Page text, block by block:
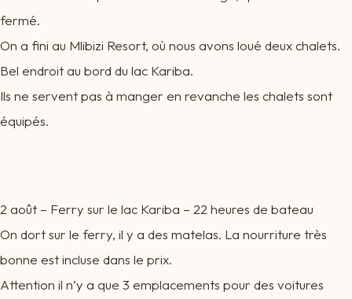
fermé.
On a fini au Mlibizi Resort, où nous avons loué deux chalets.
Bel endroit au bord du lac Kariba.
Ils ne servent pas à manger en revanche les chalets sont
équipés.
2 août – Ferry sur le lac Kariba – 22 heures de bateau
On dort sur le ferry, il y a des matelas. La nourriture très
bonne est incluse dans le prix.
Attention il n’y a que 3 emplacements pour des voitures